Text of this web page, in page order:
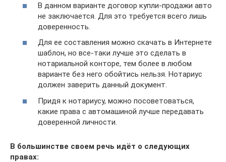
В данном варианте договор купли-продажи авто
не заключается. Для это требуется всего лишь
доверенность.
Для ее составления можно скачать в Интернете
шаблон, но все-таки лучше это сделать в
нотариальной конторе, тем более в любом
варианте без него обойтись нельзя. Нотариус
должен заверить данный документ.
Придя к нотариусу, можно посоветоваться,
какие права с автомашиной лучше передавать
доверенной личности.
В большинстве своем речь идёт о следующих
правах: